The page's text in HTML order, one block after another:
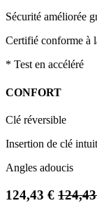
Sécurité améliorée
Certifié conforme à
* Test en accéléré
CONFORT
Clé réversible
Insertion de clé
Angles adoucis
124,43 € 124,43